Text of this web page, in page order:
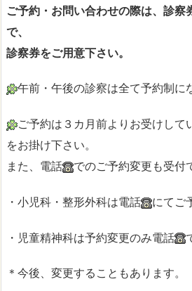
ご予約・お問い合わせの際は、診察
で、
診察券をご用意下さい。
午前・午後の診察は全て予約制に
ご予約は３カ月前よりお受けして
をお掛け下さい。
また、電話
でのご予約変更も受付
・小児科・整形外科は電話 にてご
・児童精神科は予約変更のみ電話
＊今後、変更することもあります。